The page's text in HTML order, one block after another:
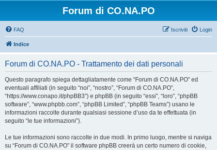
Forum di CO.NA.PO
FAQ Login
Iscriviti
Indice
Forum di CO.NA.PO - Trattamento dei dati personali
Questo paragrafo spiega dettagliatamente come “Forum di CO.NA.PO” ed
eventuali affiliati (in seguito “noi”, “nostro”, “Forum di CO.NA.PO”,
“https://www.conapo.it/phpBB3”) e phpBB (in seguito “essi”, “loro”, “phpBB
software”, “www.phpbb.com”, “phpBB Limited”, “phpBB Teams”) usano le
informazioni raccolte durante qualsiasi sessione d’uso da te effettuata (in
seguito “le tue informazioni”).
Le tue informazioni sono raccolte in due modi. In primo luogo, mentre si naviga
su “Forum di CO.NA.PO” il software phpBB creerà un certo numero di cookie,